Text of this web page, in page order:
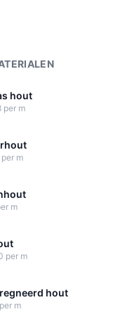
hout
per m
m
m
per m
hout
m